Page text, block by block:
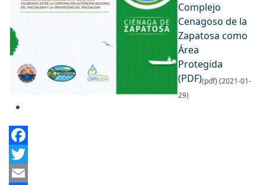
Complejo
Cenagoso de la
Zapatosa como
Área
Protegida
(PDF)(pdf) (2021-01-
29)
Facebook
Twitter